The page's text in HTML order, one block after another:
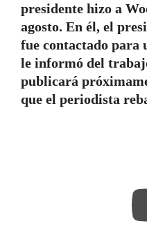
presidente hizo a
agosto. En él, el
fue contactado para
le informó del
publicará
que el periodista